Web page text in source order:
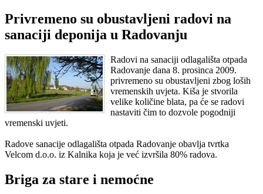
Privremeno su obustavljeni radovi na
sanaciji deponija u Radovanju
Radovi na sanaciji odlagališta otpada
Radovanje dana 8. prosinca 2009.
privremeno su obustavljeni zbog loših
vremenskih uvjeta. Kiša je stvorila
velike količine blata, pa će se radovi
nastaviti čim to dozvole pogodniji
vremenski uvjeti.
Radove sanacije odlagališta otpada Radovanje obavlja tvrtka
Velcom d.o.o. iz Kalnika koja je već izvršila 80% radova.
Briga za stare i nemoćne